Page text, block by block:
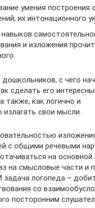
умения построения
их интонационного
навыков
и изложения
с чего
сделать его
также, как логично и
излагать свои мысли.
с общими речевыми
на основной
на смысловые части и
задача логопеда –
со
посторонним